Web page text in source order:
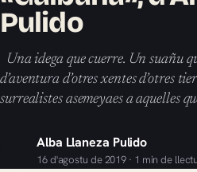
Pulido
Una idega que cuerre. Un suañu
d’aventura d’otres xentes d’otres
surrealistes asemeyaes a aquelles
Alba Llaneza Pulido
16 d'agostu de 2019 · 1 min de